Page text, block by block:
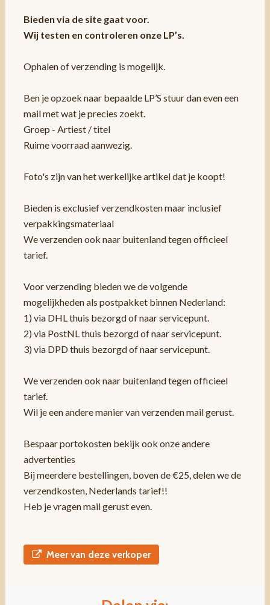
Bieden via de site gaat voor.
Wij testen en controleren onze LP’s.
Ophalen of verzending is mogelijk.
Ben je opzoek naar bepaalde LP’S stuur dan even een
mail met wat je precies zoekt.
Groep - Artiest / titel
Ruime voorraad aanwezig.
Foto's zijn van het werkelijke artikel dat je koopt!
Bieden is exclusief verzendkosten maar inclusief
verpakkingsmateriaal
We verzenden ook naar buitenland tegen officieel
tarief.
Voor verzending bieden we de volgende
mogelijkheden als postpakket binnen Nederland:
1) via DHL thuis bezorgd of naar servicepunt.
2) via PostNL thuis bezorgd of naar servicepunt.
3) via DPD thuis bezorgd of naar servicepunt.
We verzenden ook naar buitenland tegen officieel
tarief.
Wil je een andere manier van verzenden mail gerust.
Bespaar portokosten bekijk ook onze andere
advertenties
Bij meerdere bestellingen, boven de €25, delen we de
verzendkosten, Nederlands tarief!!
Heb je vragen mail gerust even.
Meer van deze verkoper